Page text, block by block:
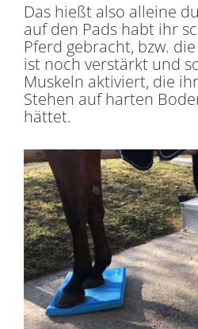
Das hießt also alleine
auf den Pads habt ihr
Pferd gebracht, bzw.
ist noch verstärkt und
Muskeln aktiviert, die
Stehen auf harten
hättet.